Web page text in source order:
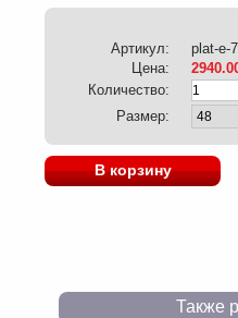
притачной кокеткой, по шву
низу в боковых швах разрезы,
съемным поясом. Платье без
см. в 56 – 106 см. Состав
ВНИМАНИЕ! Ткань
Артикул:
plat-e-
Цена:
Количество:
Размер:
В корзину
Также